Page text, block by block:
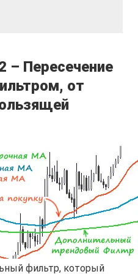
– Пересечение
от
фильтр, который